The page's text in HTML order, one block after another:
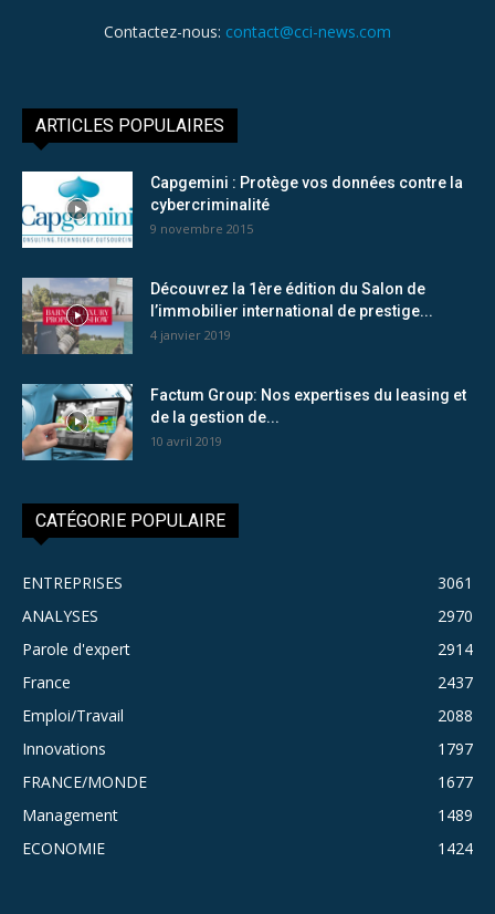
Contactez-nous: contact@cci-news.com
ARTICLES POPULAIRES
Capgemini : Protège vos données contre la
cybercriminalité
9 novembre 2015
Découvrez la 1ère édition du Salon de
l’immobilier international de prestige...
4 janvier 2019
Factum Group: Nos expertises du leasing et
de la gestion de...
10 avril 2019
CATÉGORIE POPULAIRE
ENTREPRISES
3061
ANALYSES
2970
Parole d'expert
2914
France
2437
Emploi/Travail
2088
Innovations
1797
FRANCE/MONDE
1677
Management
1489
ECONOMIE
1424